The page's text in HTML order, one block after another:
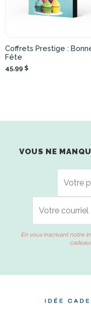
Coffrets Prestige :
Fête
45,99 $
VOUS NE
En vous inscrivant notre